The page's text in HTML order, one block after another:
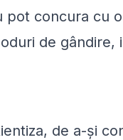
concura cu
de gândire,
de a-și